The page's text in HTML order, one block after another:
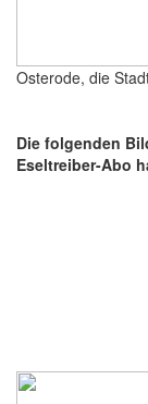
Osterode, die
Die folgenden
Eseltreiber-Abo